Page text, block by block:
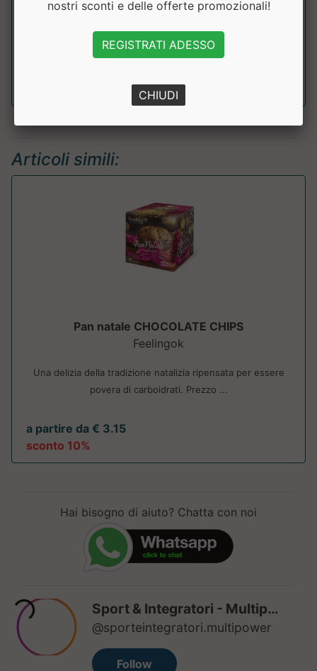
di cui sodio 414mg
Articoli simili:
Pan natale CHOCOLATE CHIPS
Feelingok
Una delizia della tradizione natalizia ripensata per essere
povera di carboidrati. Prezzo ...
a partire da € 3.15
sconto 10%
Hai bisogno di aiuto? Chatta con noi
nostri sconti e delle offerte promozionali!
REGISTRATI ADESSO
CHIUDI